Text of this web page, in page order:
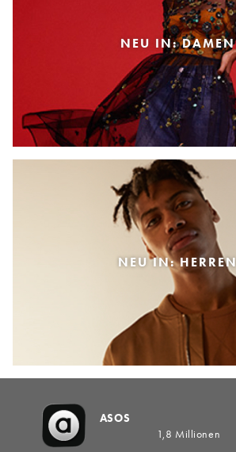
NEU IN: DAMEN
NEU IN: HERREN
ASOS
1,8 Millionen